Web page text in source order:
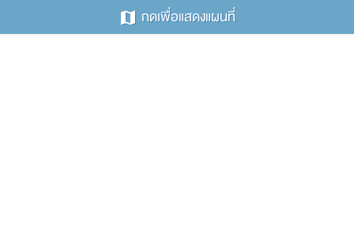
กดเพื่อแสดงแผนที่